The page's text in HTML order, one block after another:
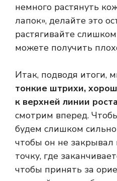
немного растянуть
лапок», делайте это
растягивайте
можете получить
Итак, подводя итоги,
тонкие штрихи,
к верхней линии
смотрим вперед.
будем слишком
чтобы он не закрывал
точку, где
чтобы принять за